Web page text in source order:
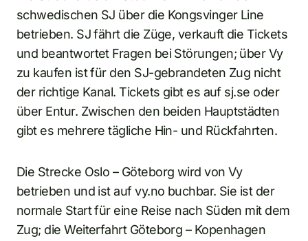
schwedischen SJ über die Kongsvinger Line
betrieben. SJ fährt die Züge, verkauft die Tickets
und beantwortet Fragen bei Störungen; über Vy
zu kaufen ist für den SJ-gebrandeten Zug nicht
der richtige Kanal. Tickets gibt es auf sj.se oder
über Entur. Zwischen den beiden Hauptstädten
gibt es mehrere tägliche Hin- und Rückfahrten.
Die Strecke Oslo – Göteborg wird von Vy
betrieben und ist auf vy.no buchbar. Sie ist der
normale Start für eine Reise nach Süden mit dem
Zug; die Weiterfahrt Göteborg – Kopenhagen